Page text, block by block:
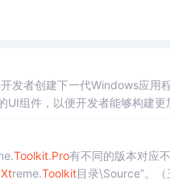
发者创建下一代Windows应用
组件，以便开发者能够构建更
Toolkit.Pro有不同的版本对应
Xtreme.Toolkit目录\Source”。（